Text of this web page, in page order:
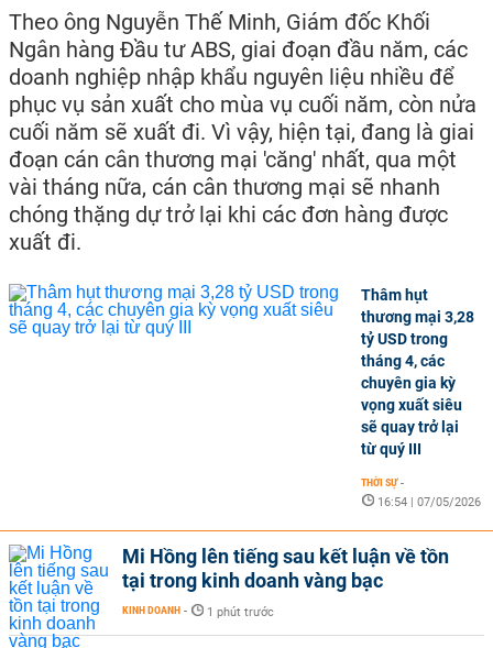
Theo ông Nguyễn Thế Minh, Giám đốc Khối
Ngân hàng Đầu tư ABS, giai đoạn đầu năm, các
doanh nghiệp nhập khẩu nguyên liệu nhiều để
phục vụ sản xuất cho mùa vụ cuối năm, còn nửa
cuối năm sẽ xuất đi. Vì vậy, hiện tại, đang là giai
đoạn cán cân thương mại 'căng' nhất, qua một
vài tháng nữa, cán cân thương mại sẽ nhanh
chóng thặng dự trở lại khi các đơn hàng được
xuất đi.
Thâm hụt
thương mại 3,28
tỷ USD trong
tháng 4, các
chuyên gia kỳ
vọng xuất siêu
sẽ quay trở lại
từ quý III
THỜI SỰ -
16:54 | 07/05/2026
Mi Hồng lên tiếng sau kết luận về tồn
tại trong kinh doanh vàng bạc
KINH DOANH - 1 phút trước